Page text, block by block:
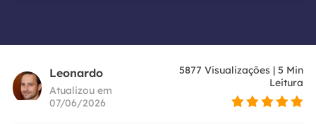
Leonardo
Atualizou em
07/06/2026
5877 Visualizações |5 Min
Leitura